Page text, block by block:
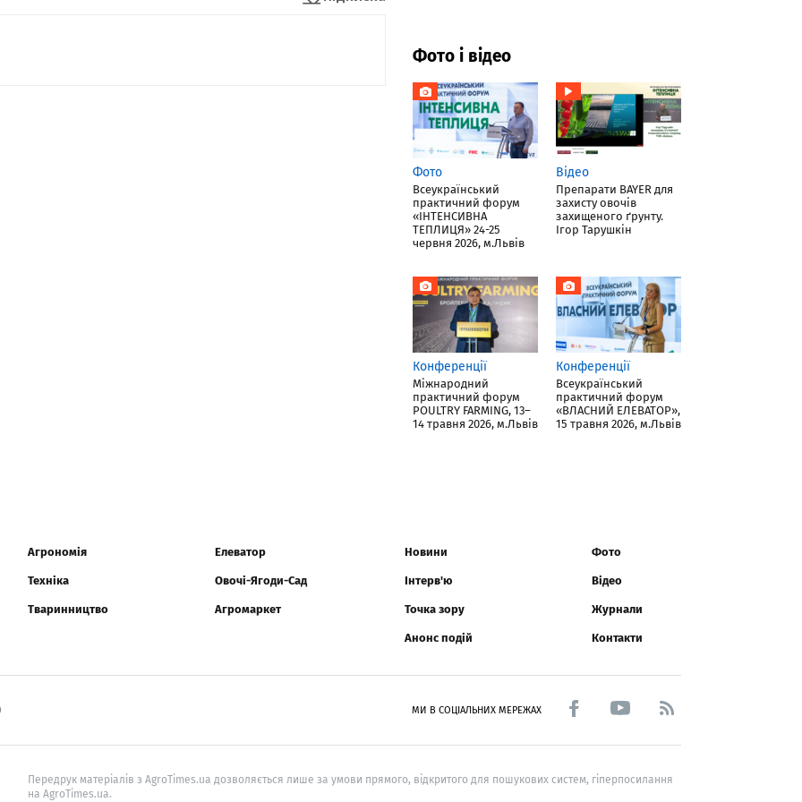
Фото і відео
Фото
Всеукраїнський
практичний форум
«ІНТЕНСИВНА
ТЕПЛИЦЯ» 24-25
червня 2026, м.Львів
Відео
Препарати BAYER для
захисту овочів
захищеного ґрунту.
Ігор Тарушкін
Конференції
Міжнародний
практичний форум
POULTRY FARMING, 13–
14 травня 2026, м.Львів
Конференції
Всеукраїнський
практичний форум
«ВЛАСНИЙ ЕЛЕВАТОР»,
15 травня 2026, м.Львів
Агрономія
Техніка
Тваринництво
Елеватор
Овочі-Ягоди-Сад
Агромаркет
Новини
Інтерв'ю
Точка зору
Анонс подій
Фото
Відео
Журнали
Контакти
МИ В СОЦІАЛЬНИХ МЕРЕЖАХ
Передрук матеріалів з AgroTimes.ua дозволяється лише за умови прямого, відкритого для пошукових систем, гіперпосилання
на AgroTimes.ua.